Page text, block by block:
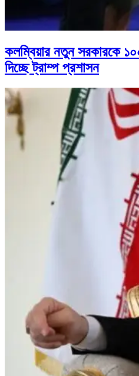
কলম্বিয়ার নতুন সরকারকে
দিচ্ছে ট্রাম্প প্রশাসন